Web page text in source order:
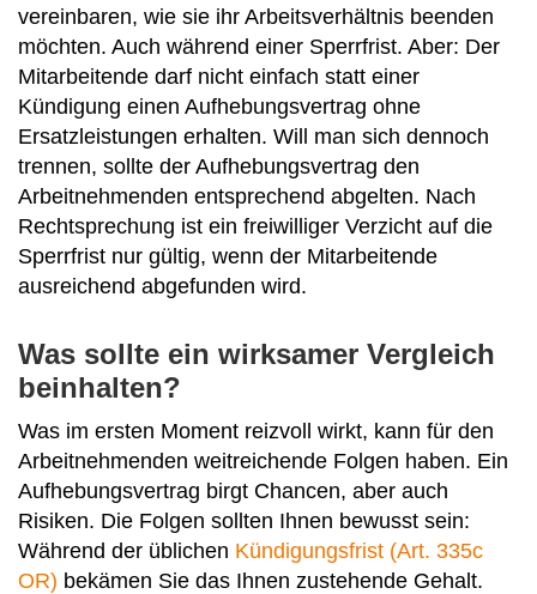
vereinbaren, wie sie ihr Arbeitsverhältnis beenden
möchten. Auch während einer Sperrfrist. Aber: Der
Mitarbeitende darf nicht einfach statt einer
Kündigung einen Aufhebungsvertrag ohne
Ersatzleistungen erhalten. Will man sich dennoch
trennen, sollte der Aufhebungsvertrag den
Arbeitnehmenden entsprechend abgelten. Nach
Rechtsprechung ist ein freiwilliger Verzicht auf die
Sperrfrist nur gültig, wenn der Mitarbeitende
ausreichend abgefunden wird.
Was sollte ein wirksamer Vergleich
beinhalten?
Was im ersten Moment reizvoll wirkt, kann für den
Arbeitnehmenden weitreichende Folgen haben. Ein
Aufhebungsvertrag birgt Chancen, aber auch
Risiken. Die Folgen sollten Ihnen bewusst sein:
Während der üblichen Kündigungsfrist (Art. 335c
OR) bekämen Sie das Ihnen zustehende Gehalt.